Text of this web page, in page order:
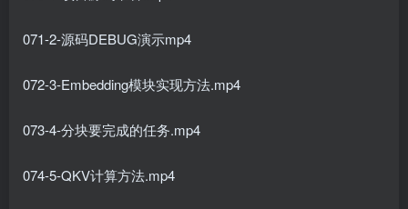
071-2-源码DEBUG演示mp4
072-3-Embedding模块实现方法.mp4
073-4-分块要完成的任务.mp4
074-5-QKV计算方法.mp4